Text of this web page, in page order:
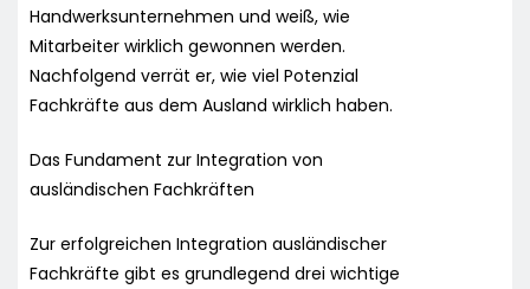
Handwerksunternehmen und weiß, wie
Mitarbeiter wirklich gewonnen werden.
Nachfolgend verrät er, wie viel Potenzial
Fachkräfte aus dem Ausland wirklich haben.
Das Fundament zur Integration von
ausländischen Fachkräften
Zur erfolgreichen Integration ausländischer
Fachkräfte gibt es grundlegend drei wichtige